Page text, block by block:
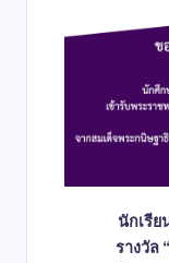
นักเรีย
รางวัล